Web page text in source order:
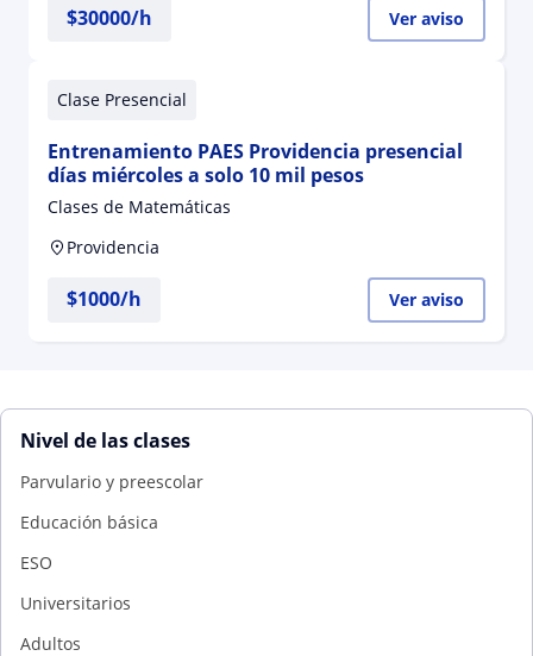
$30000/h Ver aviso
Clase Presencial
Entrenamiento PAES Providencia presencial
días miércoles a solo 10 mil pesos
Clases de Matemáticas
Providencia
$1000/h Ver aviso
Nivel de las clases
Parvulario y preescolar
Educación básica
ESO
Universitarios
Adultos